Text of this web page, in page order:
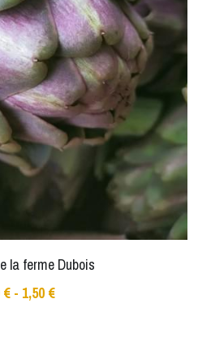
la ferme Dubois
€ - 1,50 €